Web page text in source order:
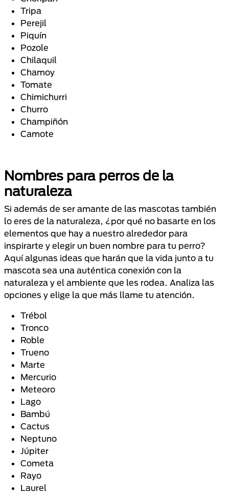
Tripa
Perejil
Piquín
Pozole
Chilaquil
Chamoy
Tomate
Chimichurri
Churro
Champiñón
Camote
Nombres para perros de la
naturaleza
Si además de ser amante de las mascotas también
lo eres de la naturaleza, ¿por qué no basarte en los
elementos que hay a nuestro alrededor para
inspirarte y elegir un buen nombre para tu perro?
Aquí algunas ideas que harán que la vida junto a tu
mascota sea una auténtica conexión con la
naturaleza y el ambiente que les rodea. Analiza las
opciones y elige la que más llame tu atención.
Trébol
Tronco
Roble
Trueno
Marte
Mercurio
Meteoro
Lago
Bambú
Cactus
Neptuno
Júpiter
Cometa
Rayo
Laurel